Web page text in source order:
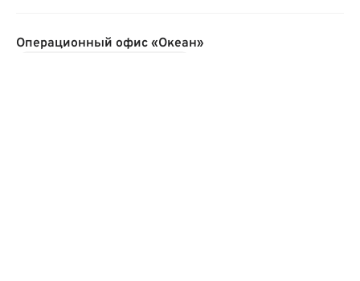
Операционный офис «Океан»